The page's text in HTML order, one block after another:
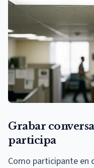
Grabar
participa
Como participante en